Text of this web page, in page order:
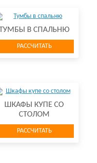
В СПАЛЬНЮ
РАССЧИТАТЬ
ШКАФЫ КУПЕ СО
СТОЛОМ
РАССЧИТАТЬ